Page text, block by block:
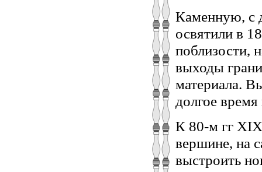
Каменную, с
освятили в
поблизости,
выходы
материала.
долгое
К 80-м гг XIX
вершине, на
выстроить